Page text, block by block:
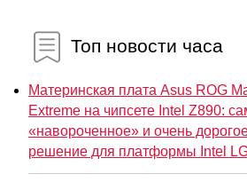
Топ новости часа
Материнская плата Asus ROG
Extreme на чипсете Intel Z890:
«навороченное» и очень
решение для платформы Intel